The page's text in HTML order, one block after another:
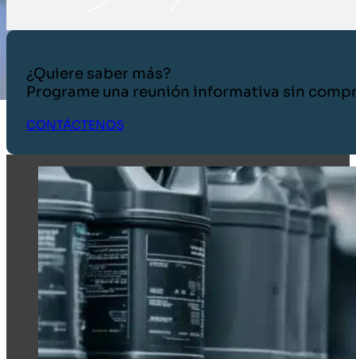
¿Quiere saber más?
Programe una reunión informativa sin
CONTÁCTENOS